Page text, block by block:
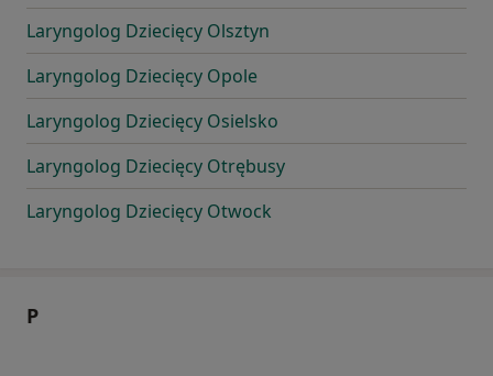
Laryngolog Dziecięcy Olsztyn
Laryngolog Dziecięcy Opole
Laryngolog Dziecięcy Osielsko
Laryngolog Dziecięcy Otrębusy
Laryngolog Dziecięcy Otwock
P